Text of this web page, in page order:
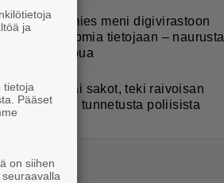
Suomalaismies meni digivirastoon
katsomaan omia tietojaan – naurusta
ei tullut loppua
Ile Vainio sai sakot, teki raivoisan
pilkkalaulun tunnetusta poliisista
ja
tietoja
Pääset
on siihen